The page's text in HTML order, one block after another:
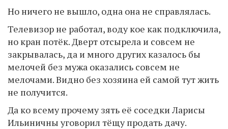
Но ничего не вышло, одна она не справлялась.
Телевизор не работал, воду кое как подключила,
но кран потёк. Дверт отсырела и совсем не
закрывалась, да и много других казалось бы
мелочей без мужа оказались совсем не
мелочами. Видно без хозяина ей самой тут жить
не получится.
Да ко всему прочему зять её соседки Ларисы
Ильиничны уговорил тёщу продать дачу.